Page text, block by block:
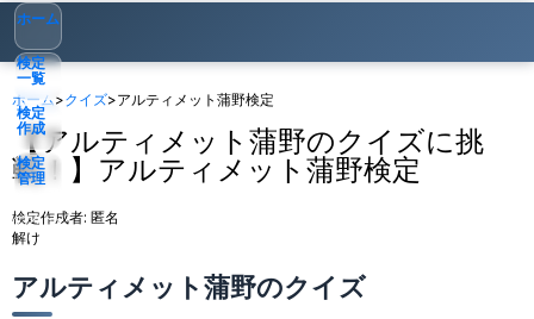
ホーム
検定
一覧
検定
作成
検定
管理
ゲスト▾
ホーム>クイズ>アルティメット蒲野検定
【アルティメット蒲野のクイズに挑
戦！】アルティメット蒲野検定
検定作成者: 匿名
解け
アルティメット蒲野のクイズ